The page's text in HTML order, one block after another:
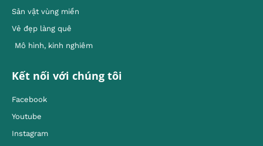
Sản vật vùng miền
Vẻ đẹp làng quê
Mô hình, kinh nghiêm
Kết nối với chúng tôi
Facebook
Youtube
Instagram